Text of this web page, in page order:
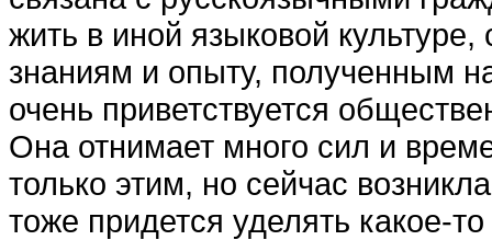
жить в иной языковой
знаниям и опыту, полученным
очень приветствуется
Она отнимает много сил и
только этим, но сейчас
тоже придется уделять какое-